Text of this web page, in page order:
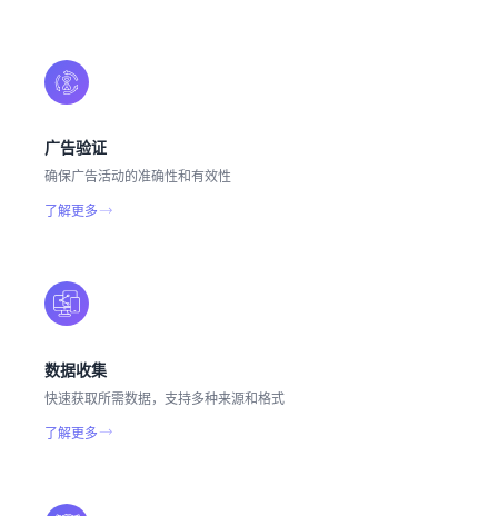
广告验证
确保广告活动的准确性和有效性
了解更多
数据收集
快速获取所需数据，支持多种来源和格式
了解更多